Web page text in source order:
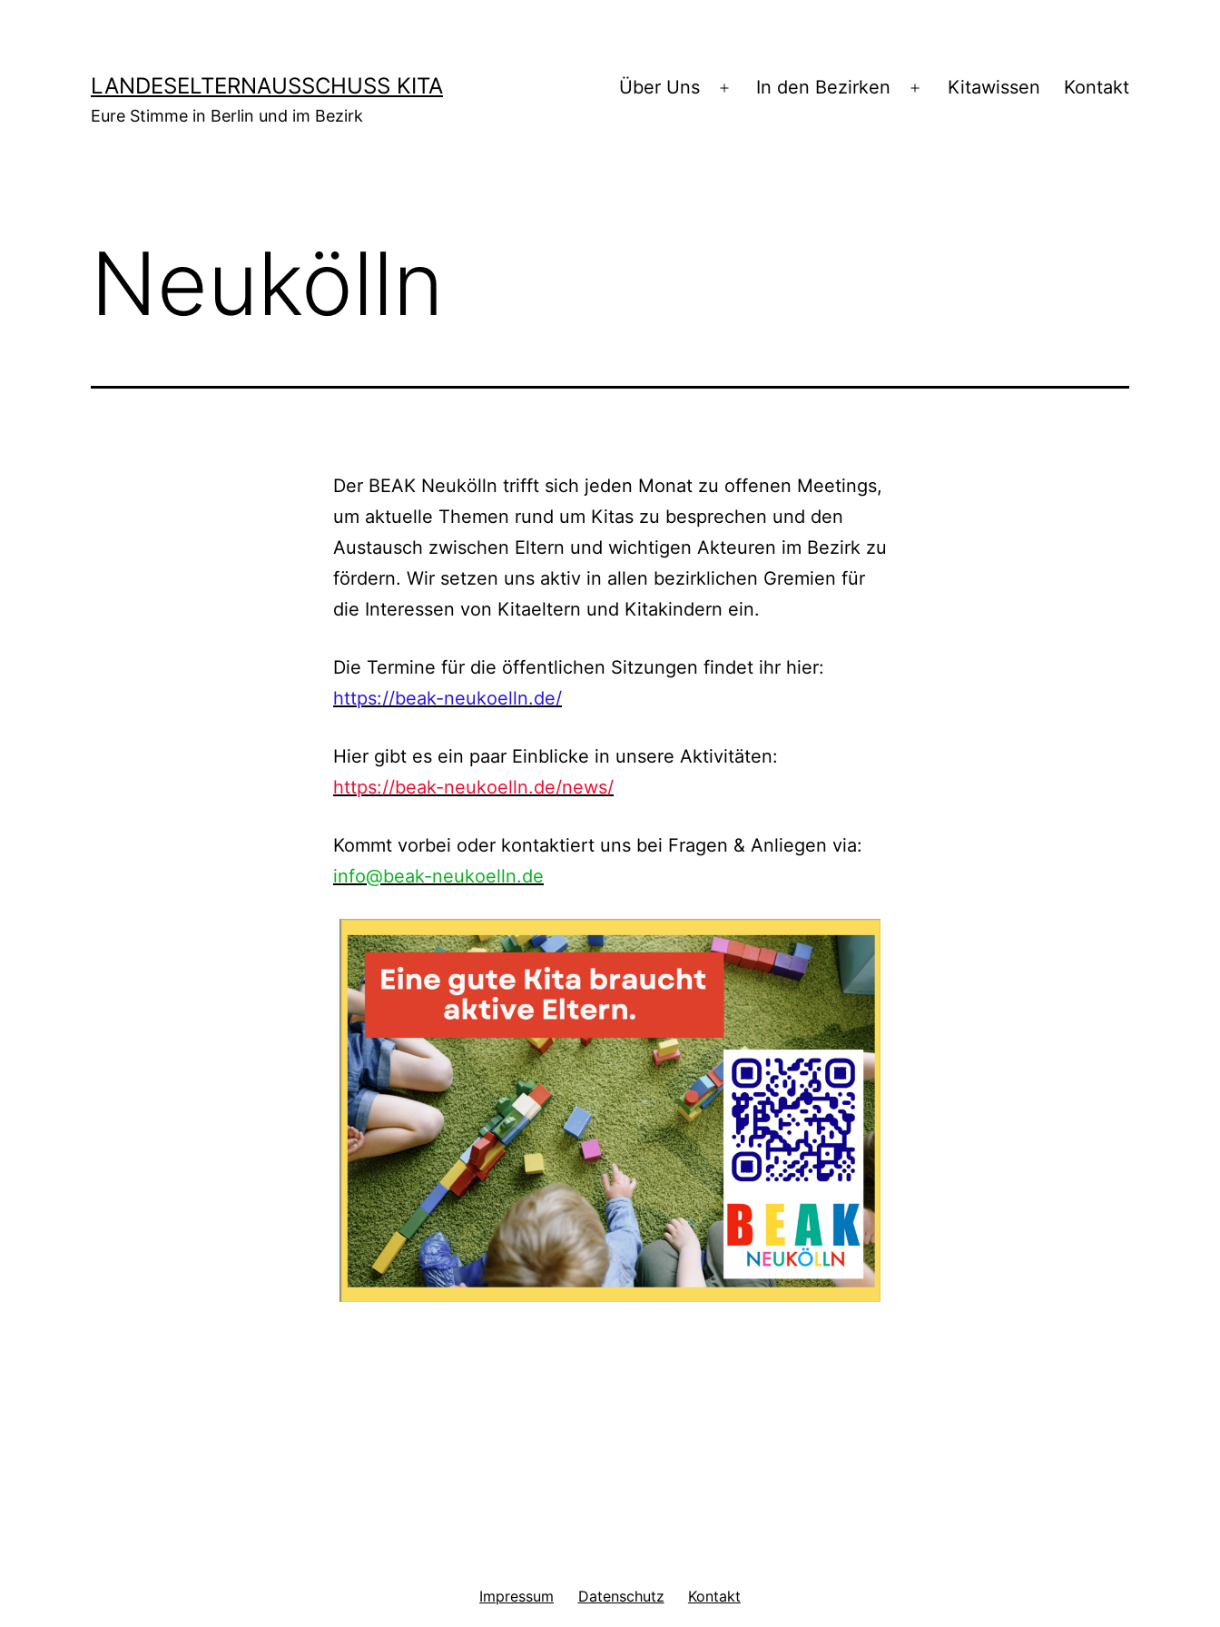
LANDESELTERNAUSSCHUSS KITA
Eure Stimme in Berlin und im Bezirk
Über Uns
Menü
In den Bezirken
Menü
Kitawissen Kontakt
Neukölln
Der BEAK Neukölln trifft sich jeden Monat zu offenen Meetings,
um aktuelle Themen rund um Kitas zu besprechen und den
Austausch zwischen Eltern und wichtigen Akteuren im Bezirk zu
fördern. Wir setzen uns aktiv in allen bezirklichen Gremien für
die Interessen von Kitaeltern und Kitakindern ein.
Die Termine für die öffentlichen Sitzungen findet ihr hier:
https://beak-neukoelln.de/
Hier gibt es ein paar Einblicke in unsere Aktivitäten:
https://beak-neukoelln.de/news/
Kommt vorbei oder kontaktiert uns bei Fragen & Anliegen via:
info@beak-neukoelln.de
Impressum Datenschutz Kontakt